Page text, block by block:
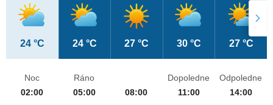
24 °C 24 °C 27 °C 30 °C 27 °C
Noc
02:00
Ráno
05:00
08:00
Dopoledne
11:00
Odpoledne
14:00